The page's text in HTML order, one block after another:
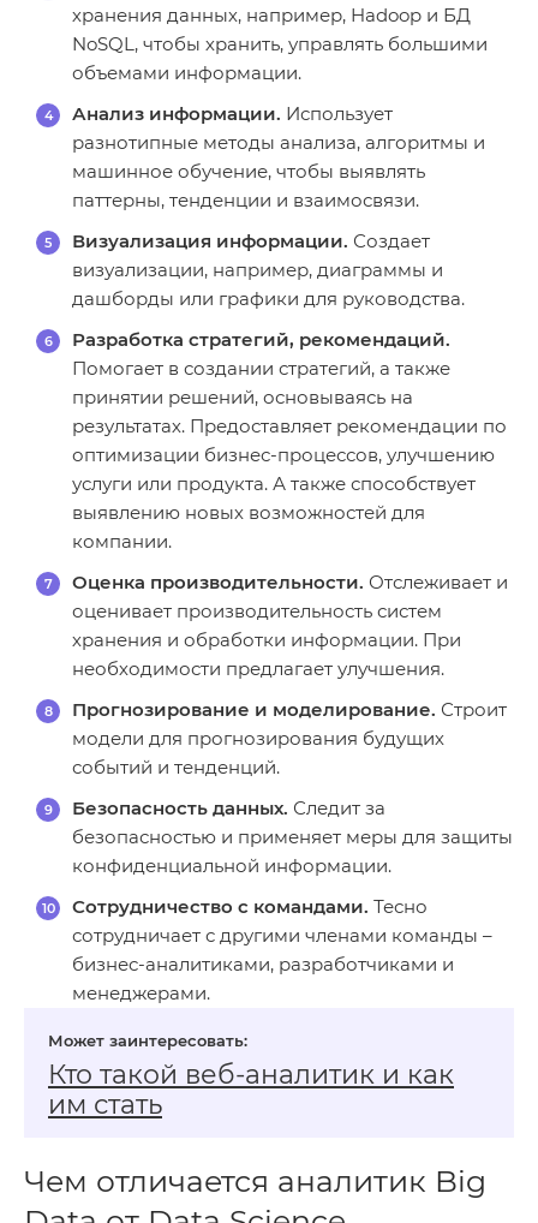
хранения данных, например, Hadoop и БД
NoSQL, чтобы хранить, управлять большими
объемами информации.
Анализ информации. Использует
разнотипные методы анализа, алгоритмы и
машинное обучение, чтобы выявлять
паттерны, тенденции и взаимосвязи.
Визуализация информации. Создает
визуализации, например, диаграммы и
дашборды или графики для руководства.
Разработка стратегий, рекомендаций.
Помогает в создании стратегий, а также
принятии решений, основываясь на
результатах. Предоставляет рекомендации по
оптимизации бизнес-процессов, улучшению
услуги или продукта. А также способствует
выявлению новых возможностей для
компании.
Оценка производительности. Отслеживает и
оценивает производительность систем
хранения и обработки информации. При
необходимости предлагает улучшения.
Прогнозирование и моделирование. Строит
модели для прогнозирования будущих
событий и тенденций.
Безопасность данных. Следит за
безопасностью и применяет меры для защиты
конфиденциальной информации.
Сотрудничество с командами. Тесно
сотрудничает с другими членами команды –
бизнес-аналитиками, разработчиками и
менеджерами.
Кто такой веб‑аналитик и как
им стать
Чем отличается аналитик Big